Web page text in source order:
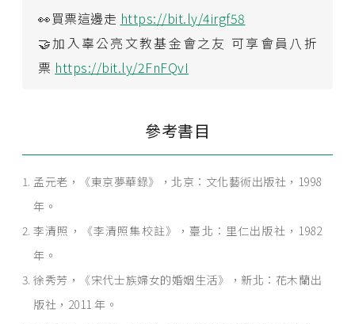
👀買票這邊走 https://bit.ly/4irgf58
🤝加入辜公亮文教基金會之友 可享會員八折
票 https://bit.ly/2FnFQvI
參考書目
孟元老，《東京夢華錄》，北京：文化藝術出版社，1998
年。
李清照，《李清照集校註》，臺北：里仁出版社，1982
年。
徐秀芳，《宋代士族婦女的婚姻生活》，新北：花木蘭出
版社，2011 年。